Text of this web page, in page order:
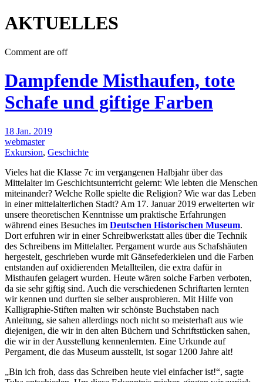
AKTUELLES
Comment are off
Dampfende Misthaufen, tote
Schafe und giftige Farben
18 Jan. 2019
webmaster
Exkursion, Geschichte
Vieles hat die Klasse 7c im vergangenen Halbjahr über das
Mittelalter im Geschichtsunterricht gelernt: Wie lebten die Menschen
miteinander? Welche Rolle spielte die Religion? Wie war das Leben
in einer mittelalterlichen Stadt? Am 17. Januar 2019 erweiterten wir
unsere theoretischen Kenntnisse um praktische Erfahrungen
während eines Besuches im Deutschen Historischen Museum.
Dort erfuhren wir in einer Schreibwerkstatt alles über die Technik
des Schreibens im Mittelalter. Pergament wurde aus Schafshäuten
hergestelt, geschrieben wurde mit Gänsefederkielen und die Farben
entstanden auf oxidierenden Metallteilen, die extra dafür in
Misthaufen gelagert wurden. Heute wären solche Farben verboten,
da sie sehr giftig sind. Auch die verschiedenen Schriftarten lernten
wir kennen und durften sie selber ausprobieren. Mit Hilfe von
Kalligraphie-Stiften malten wir schönste Buchstaben nach
Anleitung, sie sahen allerdings noch nicht so meisterhaft aus wie
diejenigen, die wir in den alten Büchern und Schriftstücken sahen,
die wir in der Ausstellung kennenlernten. Eine Urkunde auf
Pergament, die das Museum ausstellt, ist sogar 1200 Jahre alt!
„Bin ich froh, dass das Schreiben heute viel einfacher ist!“, sagte